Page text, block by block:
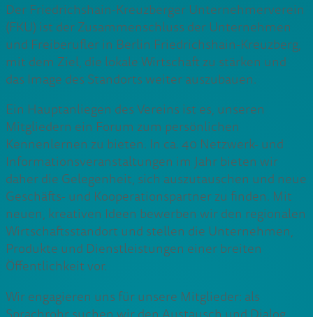
Der Friedrichshain-Kreuzberger Unternehmerverein
(FKU) ist der Zusammenschluss der Unternehmen
und Freiberufler in Berlin Friedrichshain-Kreuzberg,
mit dem Ziel, die lokale Wirtschaft zu stärken und
das Image des Standorts weiter auszubauen.
Ein Hauptanliegen des Vereins ist es, unseren
Mitgliedern ein Forum zum persönlichen
Kennenlernen zu bieten. In ca. 40 Netzwerk- und
Informationsveranstaltungen im Jahr bieten wir
daher die Gelegenheit, sich auszutauschen und neue
Geschäfts- und Kooperationspartner zu finden. Mit
neuen, kreativen Ideen bewerben wir den regionalen
Wirtschaftsstandort und stellen die Unternehmen,
Produkte und Dienstleistungen einer breiten
Öffentlichkeit vor.
Wir engagieren uns für unsere Mitglieder: als